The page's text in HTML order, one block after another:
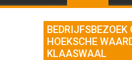
BEDRIJFSBEZOEK
HOEKSCHE
KLAASWAAL